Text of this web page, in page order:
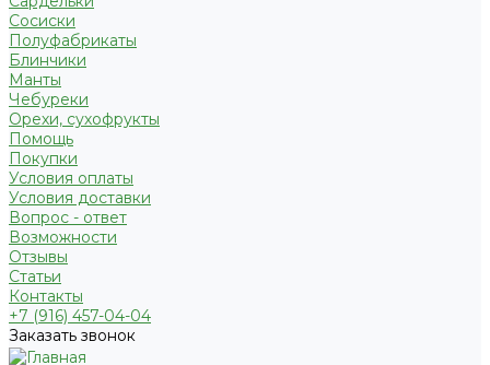
Сосиски
Полуфабрикаты
Блинчики
Манты
Чебуреки
Орехи, сухофрукты
Помощь
Покупки
Условия оплаты
Условия доставки
Вопрос - ответ
Возможности
Отзывы
Статьи
Контакты
+7 (916) 457-04-04
Заказать звонок